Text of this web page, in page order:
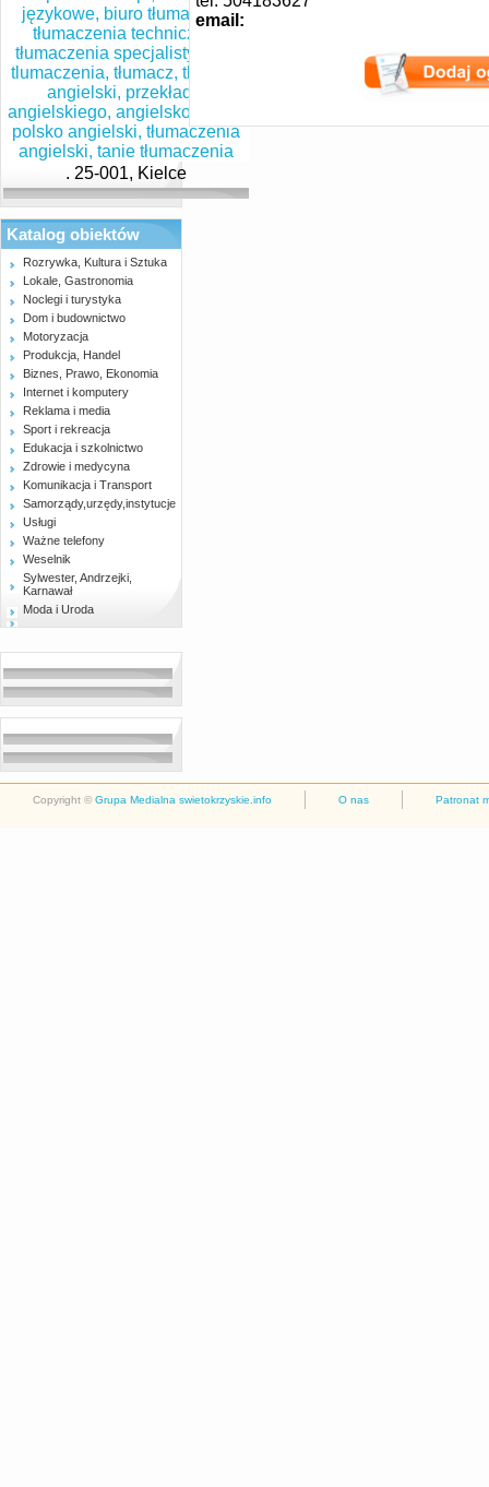
. 25-001, Kielce
Katalog obiektów
Rozrywka, Kultura i Sztuka
Lokale, Gastronomia
Noclegi i turystyka
Dom i budownictwo
Motoryzacja
Produkcja, Handel
Biznes, Prawo, Ekonomia
Internet i komputery
Reklama i media
Sport i rekreacja
Edukacja i szkolnictwo
Zdrowie i medycyna
Komunikacja i Transport
Samorządy,urzędy,instytucje
Usługi
Ważne telefony
Weselnik
Sylwester, Andrzejki,
Karnawał
Moda i Uroda
email:
Copyright © Grupa Medialna swietokrzyskie.info O nas Patronat